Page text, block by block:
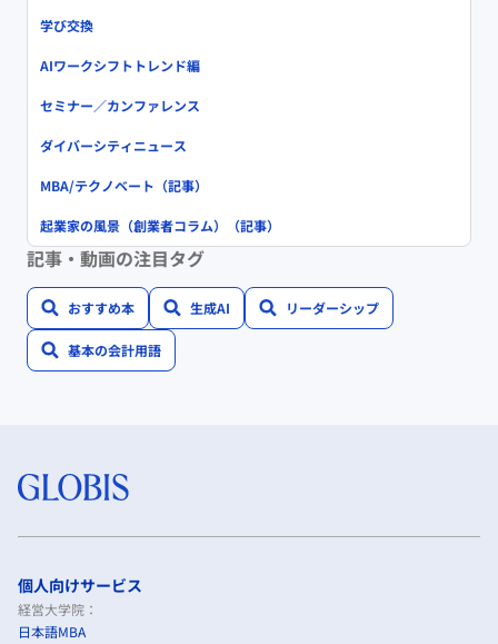
学び交換
AIワークシフトトレンド編
セミナー／カンファレンス
ダイバーシティニュース
MBA/テクノベート（記事）
起業家の風景（創業者コラム）（記事）
記事・動画の注目タグ
おすすめ本 生成AI リーダーシップ
基本の会計用語
個人向けサービス
経営大学院：
日本語MBA